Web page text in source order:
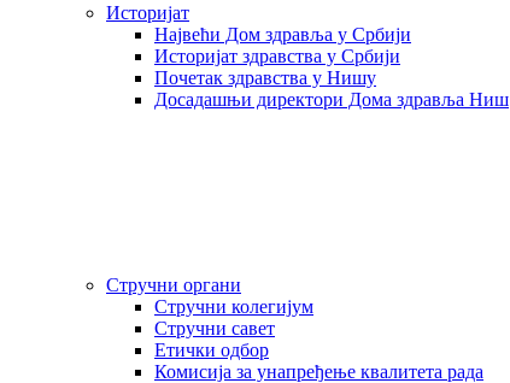
Историјат
Највећи Дом здравља у Србији
Историјат здравства у Србији
Почетак здравства у Нишу
Досадашњи директори Дома здравља Ниш
Стручни органи
Стручни колегијум
Стручни савет
Етички одбор
Комисија за унапређење квалитета рада